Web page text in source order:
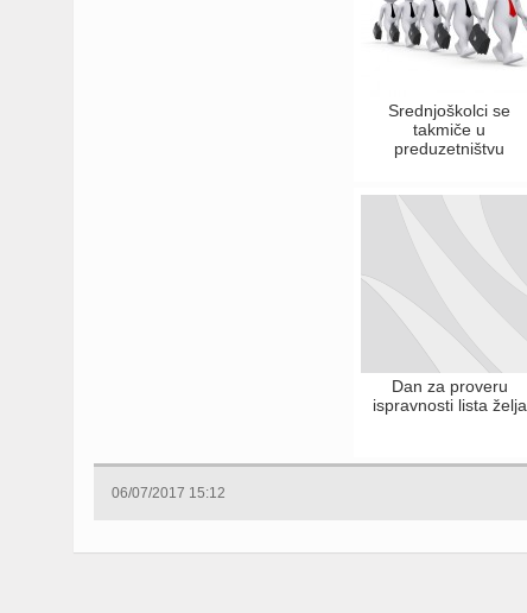
Srednjoškolci se
takmiče u
preduzetništvu
Dan za proveru
ispravnosti lista želja
06/07/2017 15:12